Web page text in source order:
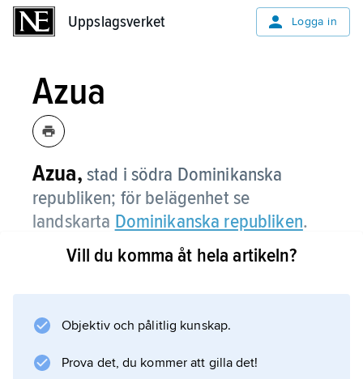
Uppslagsverket Logga in
Azua
Azua, stad i södra Dominikanska
republiken; för belägenhet se
landskarta Dominikanska republiken.
Information om artikeln
Vill du komma åt hela artikeln?
Objektiv och pålitlig kunskap.
Prova det, du kommer att gilla det!